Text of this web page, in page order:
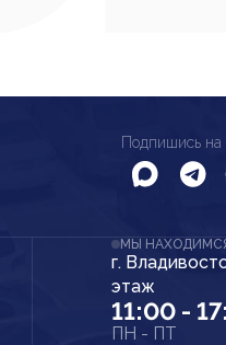
Подпишись на
МЫ
г.
этаж
11:00 -
ПН - ПТ